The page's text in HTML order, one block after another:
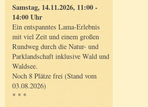
Samstag, 14.11.2026, 11:00 -
14:00 Uhr
Ein entspanntes Lama-Erlebnis
mit viel Zeit und einem großen
Rundweg durch die Natur- und
Parklandschaft inklusive Wald und
Waldsee.
Noch 8 Plätze frei (Stand vom
03.08.2026)
* * *